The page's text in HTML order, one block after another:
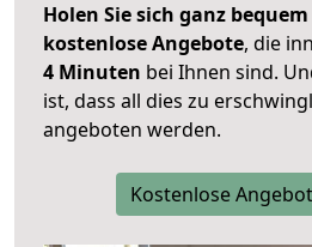
Holen Sie sich ganz
kostenlose Angebote, die
4 Minuten bei Ihnen sind.
ist, dass all dies zu
angeboten werden.
Kostenlose